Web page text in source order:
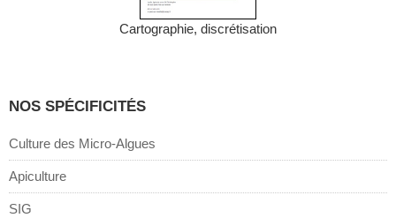
Cartographie, discrétisation
NOS SPÉCIFICITÉS
Culture des Micro-Algues
Apiculture
SIG